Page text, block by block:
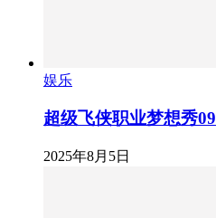
娱乐
超级飞侠职业梦想秀09
2025年8月5日